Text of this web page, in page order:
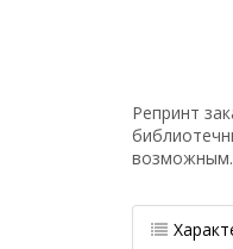
Репринт
возможным.